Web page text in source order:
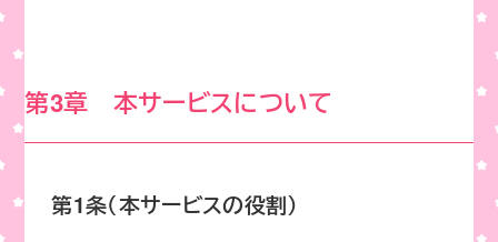
第3章 本サービスについて
第1条（本サービスの役割）